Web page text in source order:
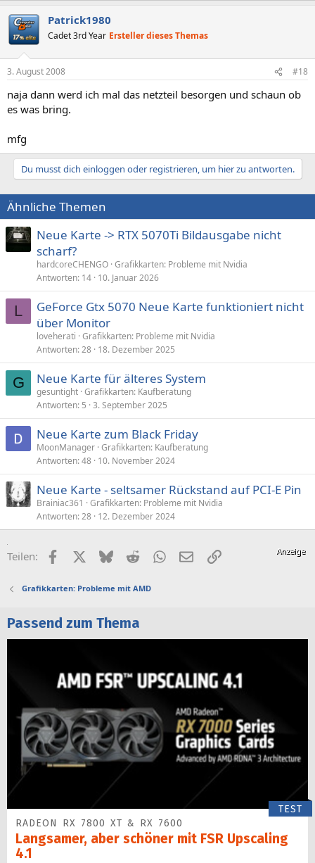
Patrick1980
Cadet 3rd Year Ersteller dieses Themas
3. August 2008 #18
naja dann werd ich mal das netzteil besorgen und schaun ob
es was bring.
mfg
Du musst dich einloggen oder registrieren, um hier zu antworten.
Ähnliche Themen
Neue Karte -> RTX 5070Ti Bildausgabe nicht
scharf?
hardcoreCHENGO Grafikkarten: Probleme mit Nvidia
Antworten 14 10. Januar 2026
L
GeForce Gtx 5070 Neue Karte funktioniert nicht
über Monitor
loveherati Grafikkarten: Probleme mit Nvidia
Antworten 28 18. Dezember 2025
G Neue Karte für älteres System
gesuntight Grafikkarten: Kaufberatung
Antworten 5 3. September 2025
Neue Karte zum Black Friday
MoonManager Grafikkarten: Kaufberatung
Antworten 48 10. November 2024
Neue Karte - seltsamer Rückstand auf PCI-E Pin
Brainiac361
Grafikkarten: Probleme mit Nvidia
Antworten 28 12. Dezember 2024
Teilen: FacebookX (Twitter)
BlueskyRedditWhatsApp
E-MailLink
Grafikkarten: Probleme mit AMD
Passend zum Thema
TEST
RADEON RX 7800 XT & RX 7600
Langsamer, aber schöner mit FSR Upscaling
4.1